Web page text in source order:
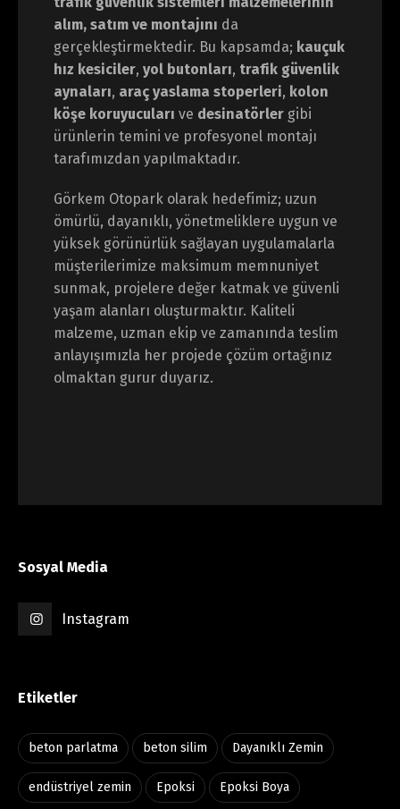
alım, satım ve montajını da
gerçekleştirmektedir. Bu kapsamda; kauçuk
hız kesiciler, yol butonları, trafik güvenlik
aynaları, araç yaslama stoperleri, kolon
köşe koruyucuları ve desinatörler gibi
ürünlerin temini ve profesyonel montajı
tarafımızdan yapılmaktadır.
Görkem Otopark olarak hedefimiz; uzun
ömürlü, dayanıklı, yönetmeliklere uygun ve
yüksek görünürlük sağlayan uygulamalarla
müşterilerimize maksimum memnuniyet
sunmak, projelere değer katmak ve güvenli
yaşam alanları oluşturmaktır. Kaliteli
malzeme, uzman ekip ve zamanında teslim
anlayışımızla her projede çözüm ortağınız
olmaktan gurur duyarız.
Sosyal Media
Instagram
Etiketler
beton parlatma beton silim Dayanıklı Zemin
endüstriyel zemin Epoksi Epoksi Boya